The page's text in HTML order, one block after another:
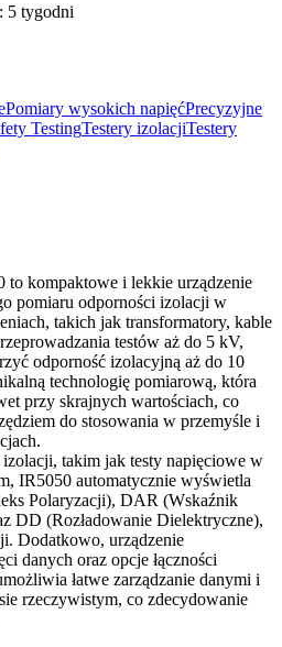
5 tygodni
Pomiary wysokich napięćPrecyzyjne
TestingTestery izolacjiTestery
kompaktowe i lekkie urządzenie
pomiaru odporności izolacji w
takich jak transformatory, kable
testów aż do 5 kV,
odporność izolacyjną aż do 10
technologię pomiarową, która
przy skrajnych wartościach, co
do stosowania w przemyśle i
takim jak testy napięciowe w
IR5050 automatycznie wyświetla
Polaryzacji), DAR (Wskaźnik
DD (Rozładowanie Dielektryczne),
Dodatkowo, urządzenie
danych oraz opcje łączności
łatwe zarządzanie danymi i
rzeczywistym, co zdecydowanie